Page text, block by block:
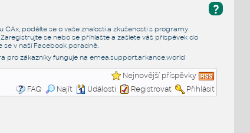
?
CAx, podělte se o vaše znalosti a zkušenosti s programy
se nebo se přihlašte a zašlete váš příspěvek do
se v naší Facebook poradně.
pro zákazníky funguje na emea.support.arkance.world
Nejnovější příspěvky
FAQ
Najít Události Registrovat Přihlásit